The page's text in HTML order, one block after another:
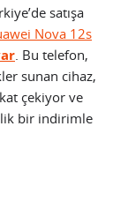
satışa
Nova 12s
. Bu telefon,
sunan cihaz,
çekiyor ve
bir indirimle